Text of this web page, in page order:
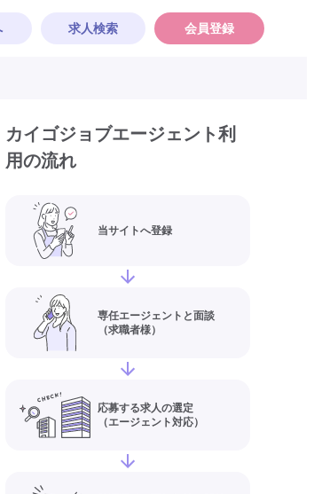
求人検索 会員登録
カイゴジョブエージェント利
用の流れ
当サイトへ登録
専任エージェントと面談
（求職者様）
応募する求人の選定
（エージェント対応）